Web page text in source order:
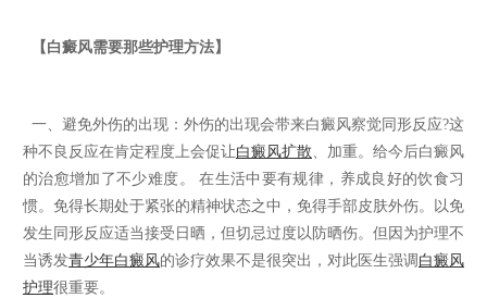
【白癜风需要那些护理方法】
一、避免外伤的出现：外伤的出现会带来白癜风察觉同形反应?这
种不良反应在肯定程度上会促让白癜风扩散、加重。给今后白癜风
的治愈增加了不少难度。 在生活中要有规律，养成良好的饮食习
惯。免得长期处于紧张的精神状态之中，免得手部皮肤外伤。以免
发生同形反应适当接受日晒，但切忌过度以防晒伤。但因为护理不
当诱发青少年白癜风的诊疗效果不是很突出，对此医生强调 白癜风
护理很重要。